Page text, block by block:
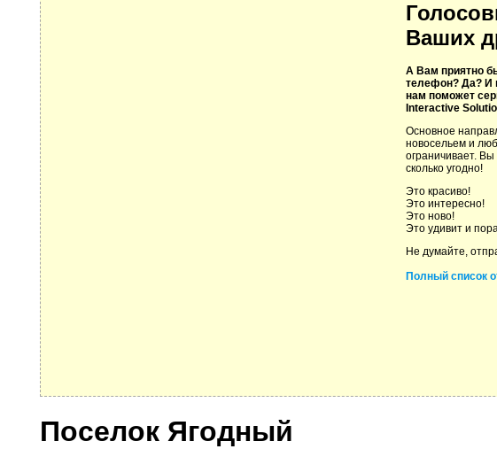
Ваших
А Вам приятно
телефон? Да? И
нам поможет
Interactive
Основное
новосельем и
ограничивает. Вы
сколько угодно!
Это красиво!
Это интересно!
Это ново!
Это удивит и
Не думайте,
Полный список
Поселок Ягодный